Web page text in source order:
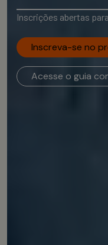
Inscrições abertas
Inscreva-se no
Acesse o guia